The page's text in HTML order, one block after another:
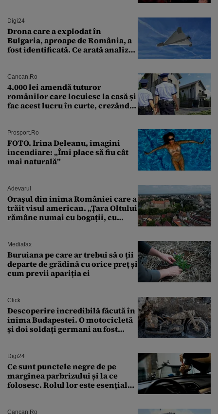
Digi24
Drona care a explodat în
Bulgaria, aproape de România, a
fost identificată. Ce arată analiza
Cancan.ro
4.000 lei amendă tuturor
românilor care locuiesc la casă și
fac acest lucru în curte, crezând
Prosport.ro
FOTO. Irina Deleanu, imagini
incendiare: „Îmi place să fiu cât
mai naturală”
Adevarul
Orașul din inima României care a
trăit visul american. „Țara Oltului
rămâne numai cu bogații, cu
Mediafax
Buruiana pe care ar trebui să o ții
departe de grădină cu orice preț și
cum previi apariția ei
Click
Descoperire incredibilă făcută în
inima Budapestei. O motocicletă
și doi soldați germani au fost
Digi24
Ce sunt punctele negre de pe
marginea parbrizului și la ce
folosesc. Rolul lor este esențial
Cancan.ro